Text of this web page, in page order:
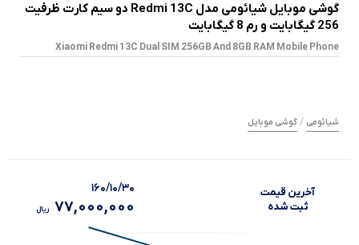
گوشی موبایل شیائومی مدل Redmi 13C دو سیم کارت ظرفیت
256 گیگابایت و رم 8 گیگابایت
Xiaomi Redmi 13C Dual SIM 256GB And 8GB RAM Mobile Phone
شیائومی / گوشی موبایل
آخرین‌ قیمت
ثبت‌ شده
۱۶۰/۱۰/۳۰
77,000,000 ریال